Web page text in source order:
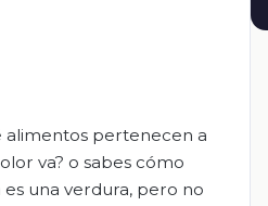
alimentos pertenecen a
va? o sabes cómo
una verdura, pero no